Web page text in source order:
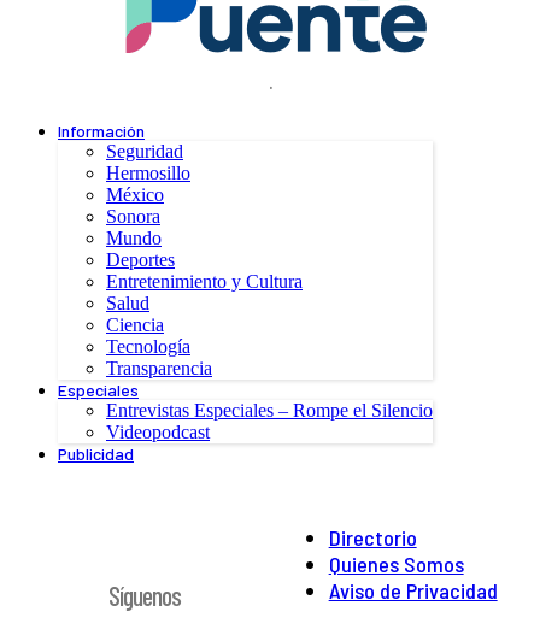
.
Información
Seguridad
Hermosillo
México
Sonora
Mundo
Deportes
Entretenimiento y Cultura
Salud
Ciencia
Tecnología
Transparencia
Especiales
Entrevistas Especiales – Rompe el Silencio
Videopodcast
Publicidad
Directorio
Quienes Somos
Aviso de Privacidad
Síguenos